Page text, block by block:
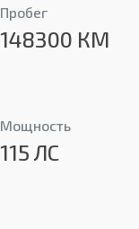
Пробег
148300 КМ
Мощность
115 ЛС